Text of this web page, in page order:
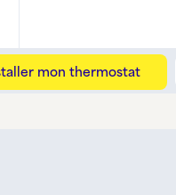
mon thermostat